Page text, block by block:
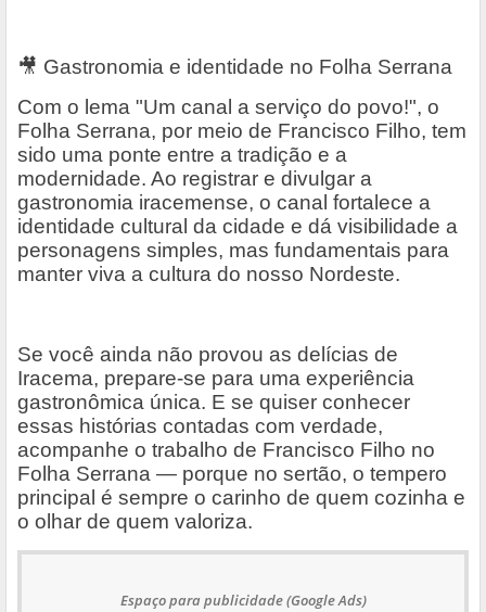
🎥 Gastronomia e identidade no Folha Serrana
Com o lema "Um canal a serviço do povo!", o
Folha Serrana, por meio de Francisco Filho, tem
sido uma ponte entre a tradição e a
modernidade. Ao registrar e divulgar a
gastronomia iracemense, o canal fortalece a
identidade cultural da cidade e dá visibilidade a
personagens simples, mas fundamentais para
manter viva a cultura do nosso Nordeste.
Se você ainda não provou as delícias de
Iracema, prepare-se para uma experiência
gastronômica única. E se quiser conhecer
essas histórias contadas com verdade,
acompanhe o trabalho de Francisco Filho no
Folha Serrana — porque no sertão, o tempero
principal é sempre o carinho de quem cozinha e
o olhar de quem valoriza.
Espaço para publicidade (Google Ads)